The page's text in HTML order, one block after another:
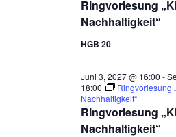
Ringvorlesung
Nachhaltigkeit“
HGB 20
Ringvorlesung
Nachhaltigkeit“
Juni 3, 2027 @ 16:00 -
18:00
Ringvorlesung
Nachhaltigkeit“